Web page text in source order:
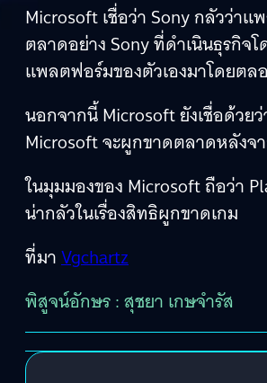
Microsoft เชื่อว่า Sony กลัวว่า
ตลาดอย่าง Sony ที่ดำเนินธุรกิจ
แพลตฟอร์มของตัวเองมาโดยตล
นอกจากนี้ Microsoft ยังเชื่อด้วย
Microsoft จะผูกขาดตลาดหลังจ
ในมุมมองของ Microsoft ถือว่า
น่ากลัวในเรื่องสิทธิผูกขาดเกม
ที่มาVgchartz
พิสูจน์อักษร : สุชยา เกษจำรัส